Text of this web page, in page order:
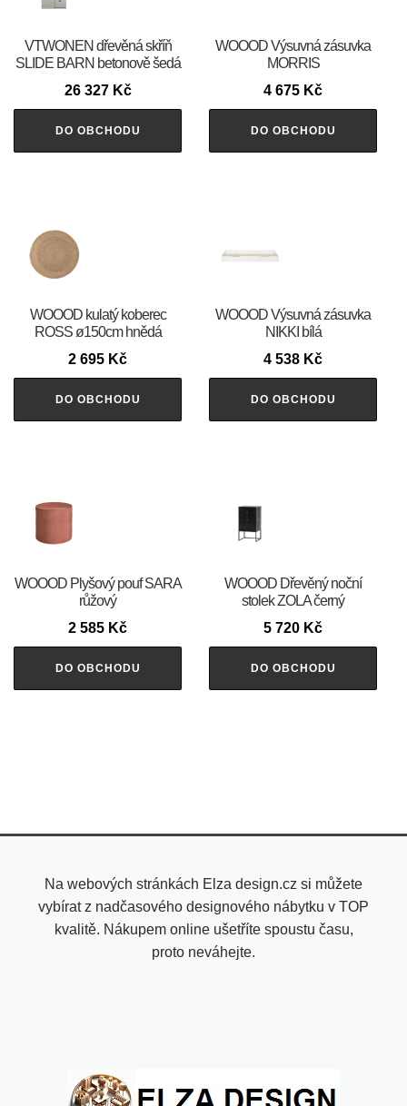
VTWONEN dřevěná skříň
SLIDE BARN betonově šedá
26 327 Kč
DO OBCHODU
WOOOD Výsuvná zásuvka
MORRIS
4 675 Kč
DO OBCHODU
WOOOD kulatý koberec
ROSS ø150cm hnědá
2 695 Kč
DO OBCHODU
WOOOD Výsuvná zásuvka
NIKKI bílá
4 538 Kč
DO OBCHODU
WOOOD Plyšový pouf SARA
růžový
2 585 Kč
DO OBCHODU
WOOOD Dřevěný noční
stolek ZOLA černý
5 720 Kč
DO OBCHODU
Na webových stránkách Elza design.cz si můžete
vybírat z nadčasového designového nábytku v TOP
kvalitě. Nákupem online ušetříte spoustu času,
proto neváhejte.